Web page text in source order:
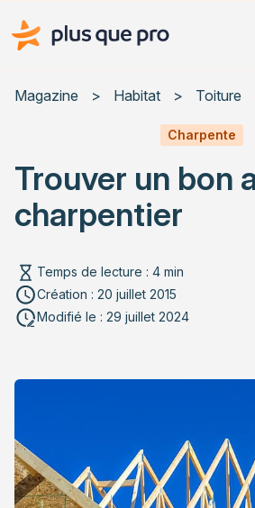
Plus que pro Mag'
Services
Actualités
Rechercher un article
Magazine > Habitat > Toiture
Charpente
Trouver un bon
charpentier
Temps de lecture : 4 min
Création : 20 juillet 2015
Modifié le : 29 juillet 2024